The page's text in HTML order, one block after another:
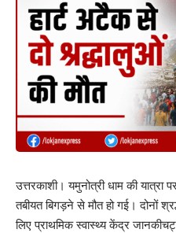
उत्तरकाशी। यमुनोत्री धाम की
तबीयत बिगड़ने से मौत हो गई। दोनों
लिए प्राथमिक स्वास्थ्य केंद्र